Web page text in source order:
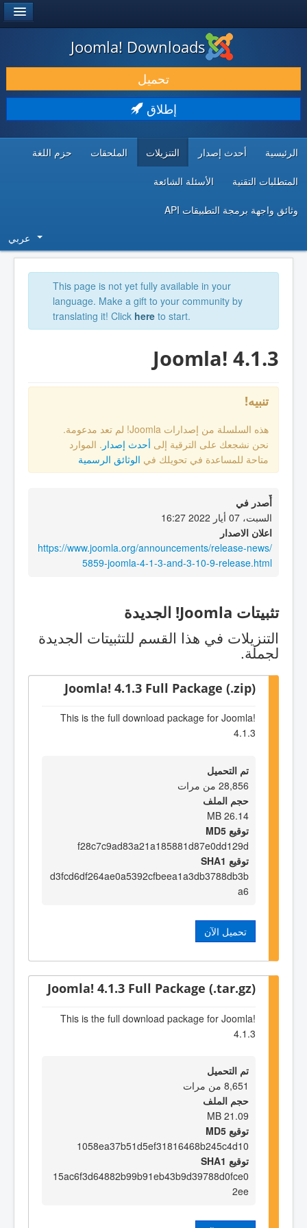
حمل & ومدد
اكتشف & تعلم
Joomla! Downloads
تحميل
إطلاق
الرئيسية أحدث إصدار التنزيلات الملحقات حزم اللغة
المتطلبات التقنية الأسئلة الشائعة
وثائق واجهة برمجة التطبيقات API
عربي
This page is not yet fully available in your
language. Make a gift to your community by
translating it! Click here to start.
Joomla! 4.1.3
تنبيه!
هذه السلسلة من إصدارات Joomla! لم تعد مدعومة.
نحن نشجعك على الترقية إلى أحدث إصدار . الموارد
متاحة للمساعدة في تحويلك في الوثائق الرسمية
أٌصدر في
السبت، 07 أيار 2022 16:27
اعلان الاصدار
https://www.joomla.org/announcements/release-news/
5859-joomla-4-1-3-and-3-10-9-release.html
تثبيتات Joomla! الجديدة
التنزيلات في هذا القسم للتثبيتات الجديدة
لجملة.
Joomla! 4.1.3 Full Package (.zip)
This is the full download package for Joomla!
4.1.3
تم التحميل
28,856 من مرات
حجم الملف
26.14 MB
توقيع MD5
f28c7c9ad83a21a185881d87e0dd129d
توقيع SHA1
d3fcd6df264ae0a5392cfbeea1a3db3788db3b
a6
تحميل الآن
Joomla! 4.1.3 Full Package (.tar.gz)
This is the full download package for Joomla!
4.1.3
تم التحميل
8,651 من مرات
حجم الملف
21.09 MB
توقيع MD5
1058ea37b51d5ef31816468b245c4d10
توقيع SHA1
15ac6f3d64882b99b91eb43b9d39788d0fce0
2ee